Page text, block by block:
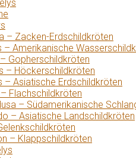
– Zacken-Erdschildkröten
– Amerikanische
Gopherschildkröten
– Höckerschildkröten
– Asiatische Erdschildkröten
Flachschildkröten
– Südamerikanische
– Asiatische Landschildkröten
– Klappschildkröten